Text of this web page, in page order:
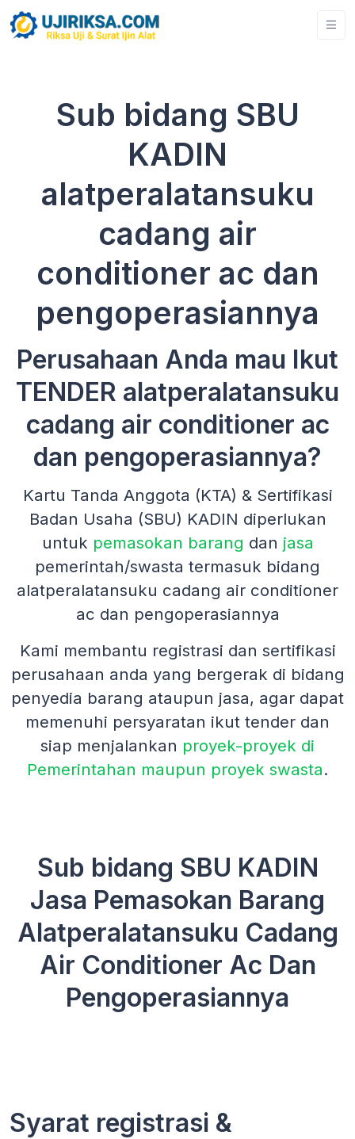
Sub bidang SBU
KADIN
alatperalatansuku
cadang air
conditioner ac dan
pengoperasiannya
Perusahaan Anda mau Ikut
TENDER alatperalatansuku
cadang air conditioner ac
dan pengoperasiannya?
Kartu Tanda Anggota (KTA) & Sertifikasi
Badan Usaha (SBU) KADIN diperlukan
untuk pemasokan barang dan jasa
pemerintah/swasta termasuk bidang
alatperalatansuku cadang air conditioner
ac dan pengoperasiannya
Kami membantu registrasi dan sertifikasi
perusahaan anda yang bergerak di bidang
penyedia barang ataupun jasa, agar dapat
memenuhi persyaratan ikut tender dan
siap menjalankan proyek-proyek di
Pemerintahan maupun proyek swasta.
Sub bidang SBU KADIN
Jasa Pemasokan Barang
Alatperalatansuku Cadang
Air Conditioner Ac Dan
Pengoperasiannya
Syarat registrasi &